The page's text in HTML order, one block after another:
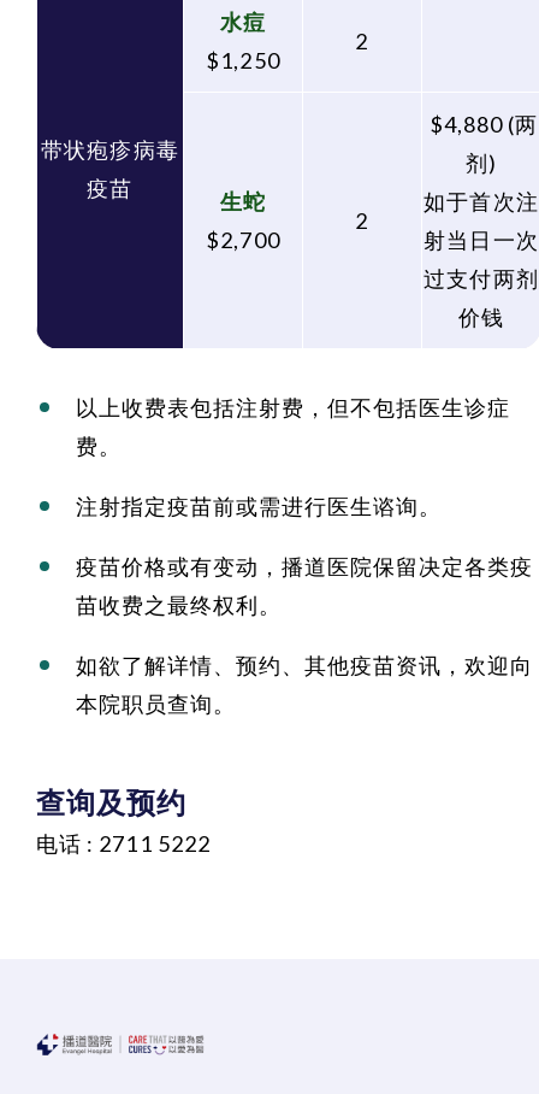
带状疱疹病毒
疫苗
水痘
$1,250
2
生蛇
$2,700
2
$4,880 (两
剂)
如于首次注
射当日一次
过支付两剂
价钱
以上收费表包括注射费，但不包括医生诊症
费。
注射指定疫苗前或需进行医生谘询。
疫苗价格或有变动，播道医院保留决定各类疫
苗收费之最终权利。
如欲了解详情、预约、其他疫苗资讯，欢迎向
本院职员查询。
查询及预约
电话 : 2711 5222